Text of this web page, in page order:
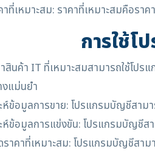
ที่เหมาะสม: ราคาที่เหมาะสมคือรา
การใช้โ
สินค้า IT ที่เหมาะสมสามารถใช้โป
งแม่นยำ
ห์ข้อมูลการขาย: โปรแกรมบัญชีสา
ห์ข้อมูลการแข่งขัน: โปรแกรมบัญชี
าคาที่เหมาะสม: โปรแกรมบัญชีสา